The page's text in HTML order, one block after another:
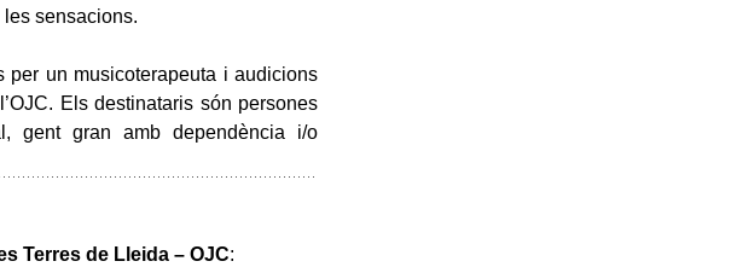
sensacions.
un musicoterapeuta i audicions
Els destinataris són persones
gent gran amb dependència i/o
Terres de Lleida – OJC: